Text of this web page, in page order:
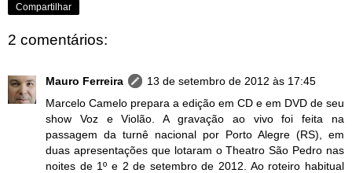
Compartilhar
2 comentários:
Mauro Ferreira
13 de setembro de 2012 às 17:45
Marcelo Camelo prepara a edição em CD e em DVD de seu
show Voz e Violão. A gravação ao vivo foi feita na
passagem da turnê nacional por Porto Alegre (RS), em
duas apresentações que lotaram o Theatro São Pedro nas
noites de 1º e 2 de setembro de 2012. Ao roteiro habitual